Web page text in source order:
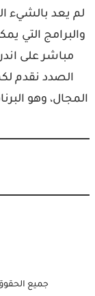
لم يعد بالشيء
والبرامج التي
مباشر على
المجال، وهو
جميع الحقوق محفوظة ©